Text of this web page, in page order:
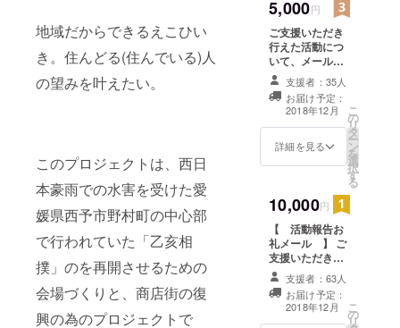
地域だからできるえこひい
き。住んどる(住んでいる)人
の望みを叶えたい。
このプロジェクトは、西日
本豪雨での水害を受けた愛
媛県西予市野村町の中心部
で行われていた「乙亥相
撲」のを再開させるための
会場づくりと、商店街の復
興の為のプロジェクトで
設立まもな
く、活動も
亀の歩みで
進んでいた
ところの被
災で、HPや
facebook
ページもま
た準備中で
す。早く皆
さんにどん
な活動を今
までしてい
たのかお伝
えできるよ
うにしたい
させていただき
ます。 新たな乙
亥相撲会場に(野
村公会堂)に、ご
支援いただいた
方のお名前を掲
示いたします。
（ニックネーム
でも可） ※ お
もかまいませ
ん。
5,000円
ご支援いただき
行えた活動につ
いて、メールで
報告いたしま
す。（ 乙亥相
撲開催後、12月
中旬予定 ） そ
の後も、ご希望
の方には、野村
させていただき
ます。 新たな乙
亥相撲会場に(野
村公会堂)に、ご
支援いただいた
方のお名前を掲
示いたします。
（ニックネーム
でも可） 野村地
支援者：35人
お届け予定：
2018年12月
詳細を見る
こ
の
リ
タ
ー
ン
を
選
択
す
る
10,000円
【 活動報告お
礼メール 】 ご
支援いただき行
えた活動につい
て、メールで報
告いたします。
（ 乙亥相撲開
支援者：63人
お届け予定：
2018年12月
こ
の
リ